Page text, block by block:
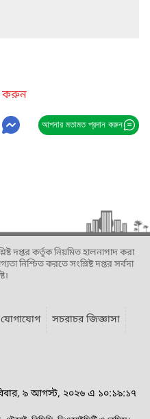
করুন
আপনার মতামত প্রদান করুন
দপ্তর কর্তৃক নিয়মিত হালনাগাদ করা
নিশ্চিত করতে সংশ্লিষ্ট দপ্তর সর্বদা
যোগাযোগ
সচরাচর জিজ্ঞাসা
৯ আগস্ট, ২০২৬ এ ১০:১৯:১৭